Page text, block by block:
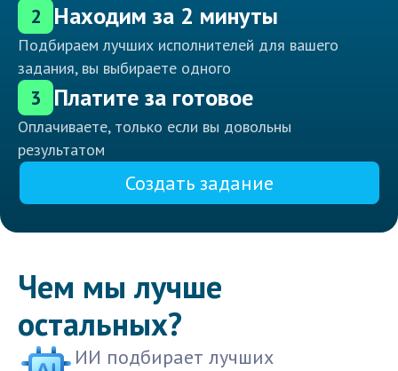
2 Находим за 2 минуты
Подбираем лучших исполнителей для вашего
задания, вы выбираете одного
3 Платите за готовое
Оплачиваете, только если вы довольны
результатом
Создать задание
Чем мы лучше
остальных?
ИИ подбирает лучших